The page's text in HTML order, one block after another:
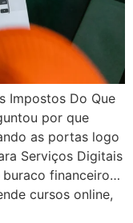
Impostos Do Que
por que
as portas logo
Serviços Digitais
financeiro…
cursos online,